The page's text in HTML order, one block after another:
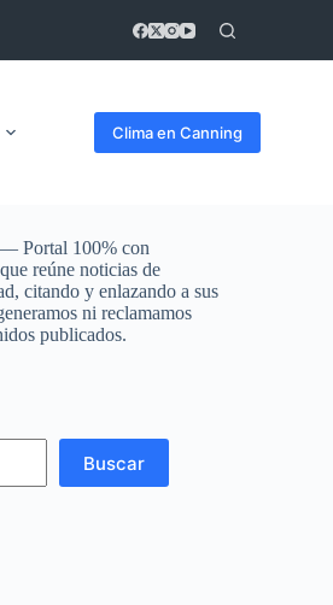
Clima en Canning
Portal 100% con
que reúne noticias de
citando y enlazando a sus
ni reclamamos
publicados.
Buscar